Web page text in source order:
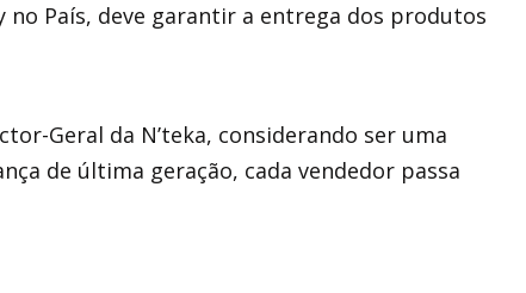
País, deve garantir a entrega dos produtos
Geral da N’teka, considerando ser uma
de última geração, cada vendedor passa